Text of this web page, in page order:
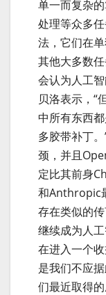
单一而复杂
处理等众多
法，它们在
其他大多数
会认为人工
贝洛表示，“
中所有东西
多胶带补丁
颈，并且
定比其前身
和Anthropic
存在类似的
继续成为人
在进入一个
是我们不应
们最近取得